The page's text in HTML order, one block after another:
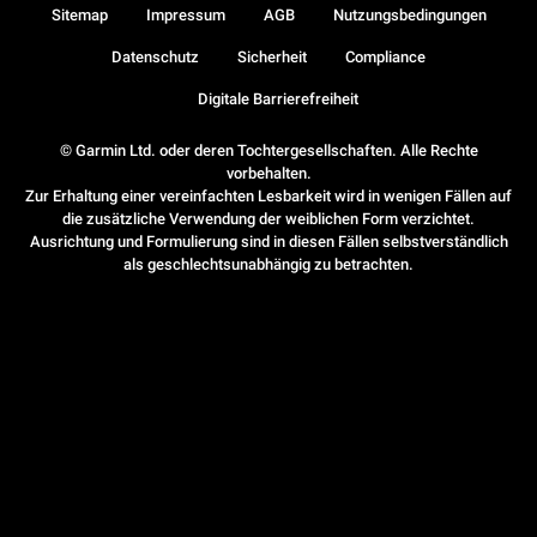
© Garmin Ltd. oder deren Tochtergesellschaften. Alle Rechte
vorbehalten.
Zur Erhaltung einer vereinfachten Lesbarkeit wird in wenigen Fällen auf
die zusätzliche Verwendung der weiblichen Form verzichtet.
Ausrichtung und Formulierung sind in diesen Fällen selbstverständlich
als geschlechtsunabhängig zu betrachten.
Sitemap Impressum AGB Nutzungsbedingungen
Datenschutz Sicherheit Compliance
Digitale Barrierefreiheit